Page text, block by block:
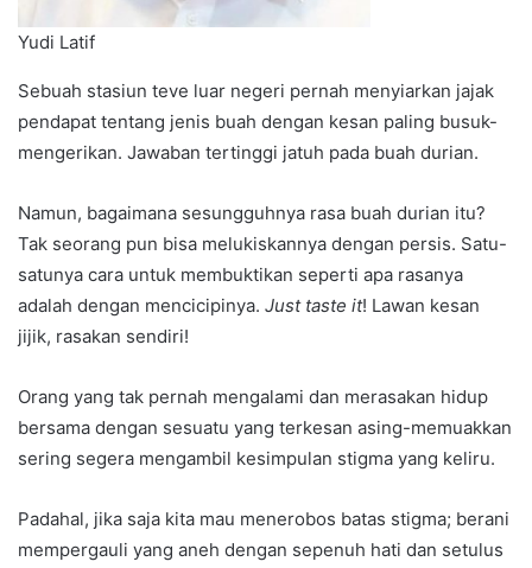
Yudi Latif
Sebuah stasiun teve luar negeri pernah menyiarkan jajak
pendapat tentang jenis buah dengan kesan paling busuk-
mengerikan. Jawaban tertinggi jatuh pada buah durian.
Namun, bagaimana sesungguhnya rasa buah durian itu?
Tak seorang pun bisa melukiskannya dengan persis. Satu-
satunya cara untuk membuktikan seperti apa rasanya
adalah dengan mencicipinya. Just taste it! Lawan kesan
jijik, rasakan sendiri!
Orang yang tak pernah mengalami dan merasakan hidup
bersama dengan sesuatu yang terkesan asing-memuakkan
sering segera mengambil kesimpulan stigma yang keliru.
Padahal, jika saja kita mau menerobos batas stigma; berani
mempergauli yang aneh dengan sepenuh hati dan setulus